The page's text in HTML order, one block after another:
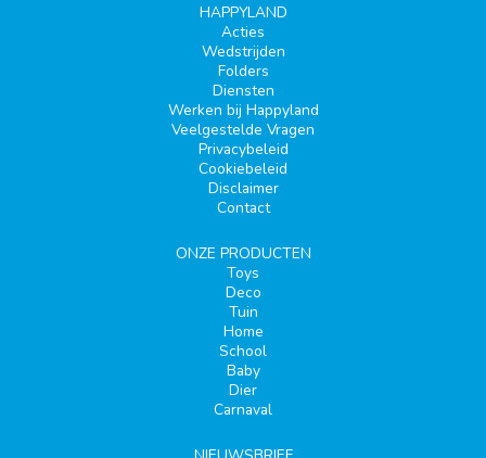
HAPPYLAND
Acties
Wedstrijden
Folders
Diensten
Werken bij Happyland
Veelgestelde Vragen
Privacybeleid
Cookiebeleid
Disclaimer
Contact
ONZE PRODUCTEN
Toys
Deco
Tuin
Home
School
Baby
Dier
Carnaval